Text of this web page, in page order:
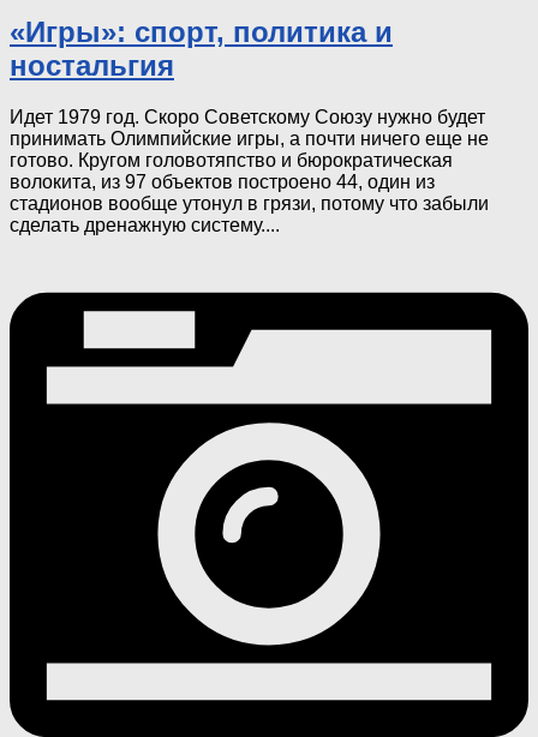
«Игры»: спорт, политика и
ностальгия
Идет 1979 год. Скоро Советскому Союзу нужно будет
принимать Олимпийские игры, а почти ничего еще не
готово. Кругом головотяпство и бюрократическая
волокита, из 97 объектов построено 44, один из
стадионов вообще утонул в грязи, потому что забыли
сделать дренажную систему....